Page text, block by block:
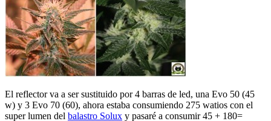
El reflector va a ser sustituido por 4 barras de led, una Evo 50 (45
w) y 3 Evo 70 (60), ahora estaba consumiendo 275 watios con el
super lumen del balastro Solux y pasaré a consumir 45 + 180=